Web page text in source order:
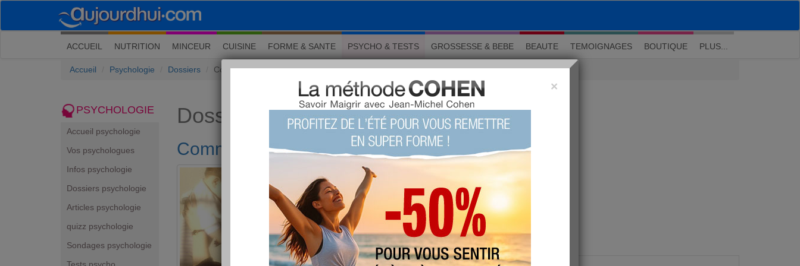
M'inscrire| Me connecter| ? Visite guidée
ACCUEIL (current)
NUTRITION MINCEUR CUISINE FORME & SANTE PSYCHO & TESTS GROSSESSE & BEBE BEAUTE TEMOIGNAGES BOUTIQUE PLUS...
Accueil Psychologie Dossiers Comment être une mère organisée
PSYCHOLOGIE
Accueil psychologie
Vos psychologues
Infos psychologie
Dossiers psychologie
Articles psychologie
quizz psychologie
Sondages psychologie
Dossiers Psychologie
Comment être une mère organisée
LU 25946 fois COMMENTÉ 2 fois
TAGS:
AUTEUR : Nicolas Sanders
mercredi 4 octobre 2017
×